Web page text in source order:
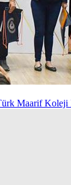
Maarif Koleji